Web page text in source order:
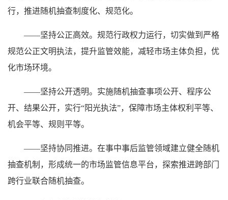
行，推进随机抽查制度化、规范化。
——坚持公正高效。规范行政权力运行，切实做到严格
规范公正文明执法，提升监管效能，减轻市场主体负担，优
化市场环境。
——坚持公开透明。实施随机抽查事项公开、程序公
开、结果公开，实行“阳光执法”，保障市场主体权利平等、
机会平等、规则平等。
——坚持协同推进。在事中事后监管领域建立健全随机
抽查机制，形成统一的市场监管信息平台，探索推进跨部门
跨行业联合随机抽查。